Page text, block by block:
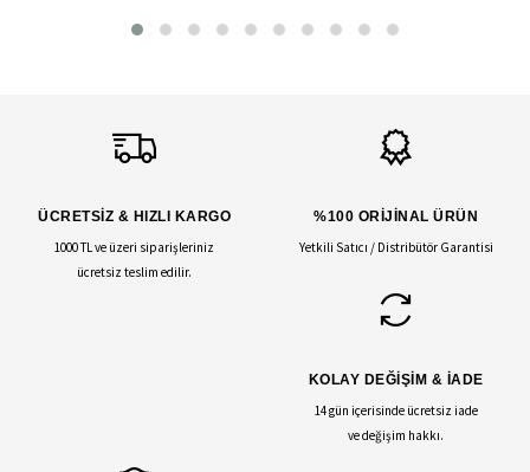
ÜCRETSİZ & HIZLI KARGO
1000 TL ve üzeri siparişleriniz
ücretsiz teslim edilir.
%100 ORİJİNAL ÜRÜN
Yetkili Satıcı / Distribütör Garantisi
KOLAY DEĞİŞİM & İADE
14 gün içerisinde ücretsiz iade
ve değişim hakkı.